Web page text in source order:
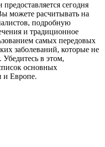
сегодня
можете расчитывать на
подробную
и традиционное
самых передовых
заболеваний, которые не
в этом,
основных
и Европе.